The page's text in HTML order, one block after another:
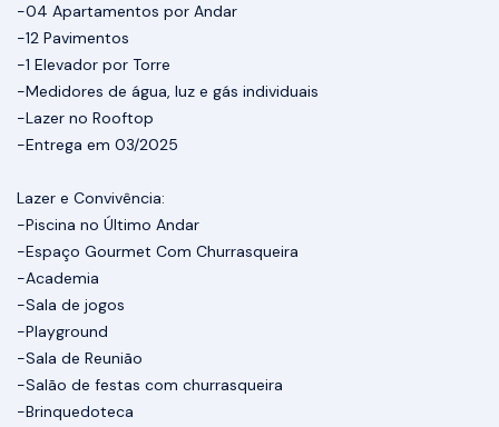
-04 Apartamentos por Andar
-12 Pavimentos
-1 Elevador por Torre
-Medidores de água, luz e gás individuais
-Lazer no Rooftop
-Entrega em 03/2025
Lazer e Convivência:
-Piscina no Último Andar
-Espaço Gourmet Com Churrasqueira
-Academia
-Sala de jogos
-Playground
-Sala de Reunião
-Salão de festas com churrasqueira
-Brinquedoteca